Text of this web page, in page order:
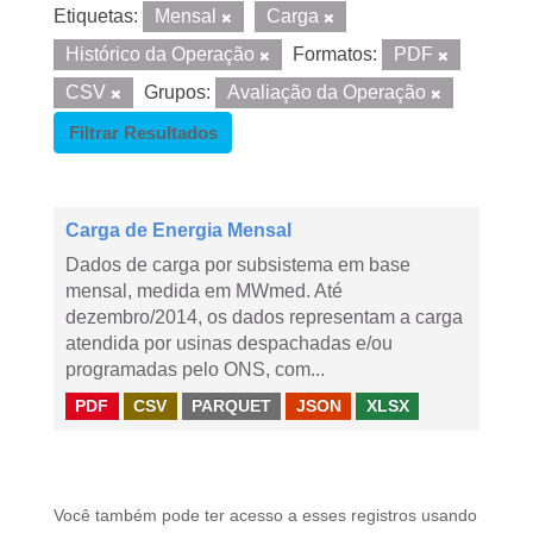
Etiquetas: Mensal
Carga
Histórico da Operação
Formatos:
PDF
CSV
Grupos:
Avaliação da Operação
Filtrar Resultados
Carga de Energia Mensal
Dados de carga por subsistema em base
mensal, medida em MWmed. Até
dezembro/2014, os dados representam a carga
atendida por usinas despachadas e/ou
programadas pelo ONS, com...
PDF CSV PARQUET JSON XLSX
Você também pode ter acesso a esses registros usando